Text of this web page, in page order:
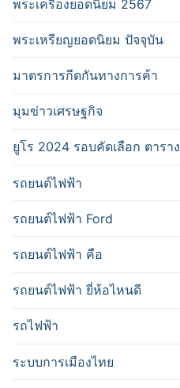
พระเครื่องยอดนิยม 2567
พระเหรียญยอดนิยม ปัจจุบัน
มาตรการกีดกันทางการค้า
มุมข่าวเศรษฐกิจ
ยูโร 2024 รอบคัดเลือก ตาราง
รถยนต์ไฟฟ้า
รถยนต์ไฟฟ้า Ford
รถยนต์ไฟฟ้า คือ
รถยนต์ไฟฟ้า ยี่ห้อไหนดี
รถไฟฟ้า
ระบบการเมืองไทย